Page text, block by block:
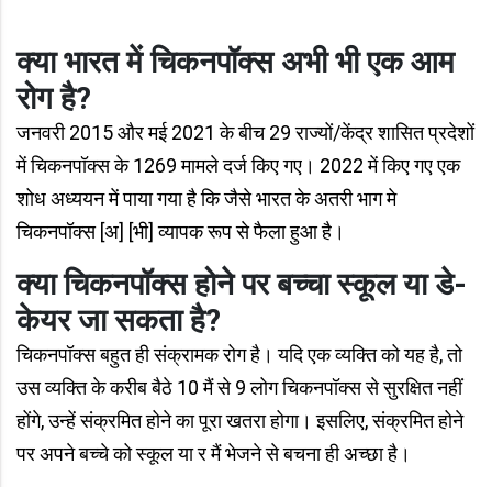
क्या भारत में चिकनपॉक्स अभी भी एक आम
रोग है?
जनवरी 2015 और मई 2021 के बीच 29 राज्यों/केंद्र शासित प्रदेशों
में चिकनपॉक्स के 1269 मामले दर्ज किए गए। 2022 में किए गए एक
शोध अध्ययन में पाया गया है कि जैसे भारत के अतरी भाग मे
चिकनपॉक्स [अ] [भी] व्यापक रूप से फैला हुआ है।
क्या चिकनपॉक्स होने पर बच्चा स्कूल या डे-
केयर जा सकता है?
चिकनपॉक्स बहुत ही संक्रामक रोग है। यदि एक व्यक्ति को यह है, तो
उस व्यक्ति के करीब बैठे 10 मैं से 9 लोग चिकनपॉक्स से सुरक्षित नहीं
होंगे, उन्हें संक्रमित होने का पूरा खतरा होगा। इसलिए, संक्रमित होने
पर अपने बच्चे को स्कूल या र मैं भेजने से बचना ही अच्छा है।